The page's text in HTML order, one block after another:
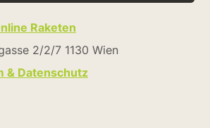
Raketen
2/2/7 1130 Wien
& Datenschutz